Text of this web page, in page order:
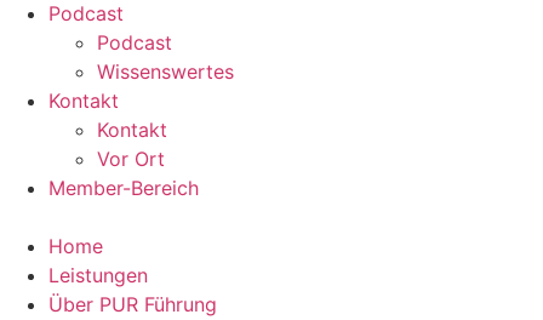
Podcast
Podcast
Wissenswertes
Kontakt
Kontakt
Vor Ort
Member-Bereich
Home
Leistungen
Über PUR Führung